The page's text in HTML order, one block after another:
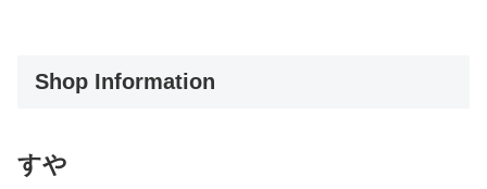
Shop Information
すや